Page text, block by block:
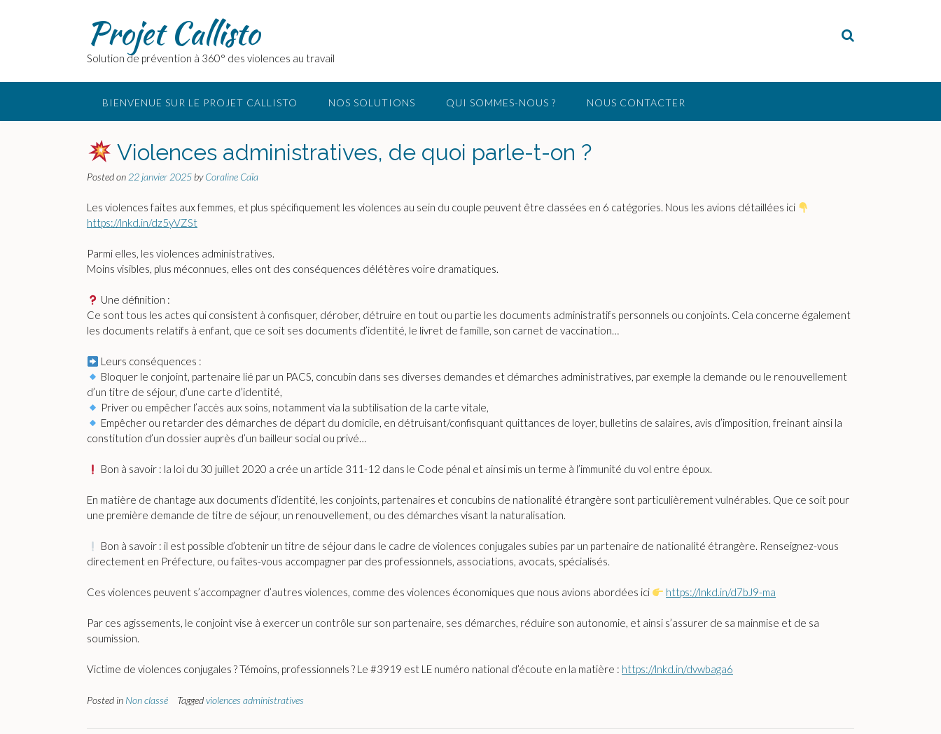
Projet Callisto
Solution de prévention à 360° des violences au travail
BIENVENUE SUR LE PROJET CALLISTO NOS SOLUTIONS QUI SOMMES-NOUS ? NOUS CONTACTER
Violences administratives, de quoi parle-t-on ?
Posted on 22 janvier 2025 byCoraline Caïa
Les violences faites aux femmes, et plus spécifiquement les violences au sein du couple peuvent être classées en 6 catégories. Nous les avions détaillées ici
https://lnkd.in/dz5yVZSt
Parmi elles, les violences administratives.
Moins visibles, plus méconnues, elles ont des conséquences délétères voire dramatiques.
Une définition :
Ce sont tous les actes qui consistent à confisquer, dérober, détruire en tout ou partie les documents administratifs personnels ou conjoints. Cela concerne également
les documents relatifs à enfant, que ce soit ses documents d’identité, le livret de famille, son carnet de vaccination…
Leurs conséquences :
Bloquer le conjoint, partenaire lié par un PACS, concubin dans ses diverses demandes et démarches administratives, par exemple la demande ou le renouvellement
d’un titre de séjour, d’une carte d’identité,
Priver ou empêcher l’accès aux soins, notamment via la subtilisation de la carte vitale,
Empêcher ou retarder des démarches de départ du domicile, en détruisant/confisquant quittances de loyer, bulletins de salaires, avis d’imposition, freinant ainsi la
constitution d’un dossier auprès d’un bailleur social ou privé…
Bon à savoir : la loi du 30 juillet 2020 a crée un article 311-12 dans le Code pénal et ainsi mis un terme à l’immunité du vol entre époux.
En matière de chantage aux documents d’identité, les conjoints, partenaires et concubins de nationalité étrangère sont particulièrement vulnérables. Que ce soit pour
une première demande de titre de séjour, un renouvellement, ou des démarches visant la naturalisation.
Bon à savoir : il est possible d’obtenir un titre de séjour dans le cadre de violences conjugales subies par un partenaire de nationalité étrangère. Renseignez-vous
directement en Préfecture, ou faîtes-vous accompagner par des professionnels, associations, avocats, spécialisés.
Ces violences peuvent s’accompagner d’autres violences, comme des violences économiques que nous avions abordées ici https://lnkd.in/d7bJ9-ma
Par ces agissements, le conjoint vise à exercer un contrôle sur son partenaire, ses démarches, réduire son autonomie, et ainsi s’assurer de sa mainmise et de sa
soumission.
Victime de violences conjugales ? Témoins, professionnels ? Le #3919 est LE numéro national d’écoute en la matière : https://lnkd.in/dvwbaga6
Posted in Non classé Taggedviolences administratives